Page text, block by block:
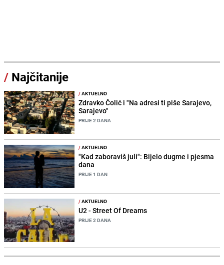
/ Najčitanije
/AKTUELNO
Zdravko Čolić i "Na adresi ti piše Sarajevo,
Sarajevo"
PRIJE 2 DANA
/AKTUELNO
"Kad zaboraviš juli": Bijelo dugme i pjesma
dana
PRIJE 1 DAN
/AKTUELNO
U2 - Street Of Dreams
PRIJE 2 DANA